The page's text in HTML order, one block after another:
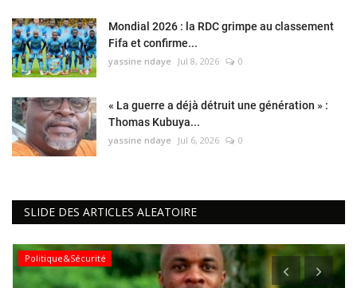
Mondial 2026 : la RDC grimpe au classement
Fifa et confirme...
yassine ndaye Jul 8, 2026 0
« La guerre a déjà détruit une génération » :
Thomas Kubuya...
yassine ndaye Jul 6, 2026 0
SLIDE DES ARTICLES ALEATOIRE
Politique&Sécurité